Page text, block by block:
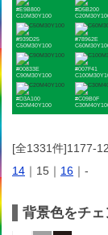
#E9B800
C10M30Y100
#D5B200
#939D25
C50M30Y100
#78962E
#00833E
C90M30Y100
#007F41
#D3A100
C20M40Y100
#C09B0F
[全1331件]1177-
14 ｜15｜ 16 ｜-
背景色をチェ